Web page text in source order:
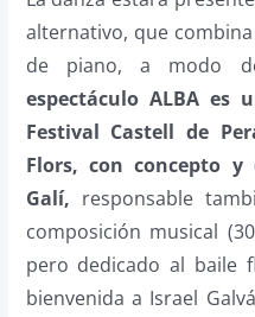
alternativo, que
de piano, a modo de
espectáculo ALBA es
Festival Castell de
Flors, con concepto y
Galí, responsable
composición musical
pero dedicado al baile
bienvenida a Israel